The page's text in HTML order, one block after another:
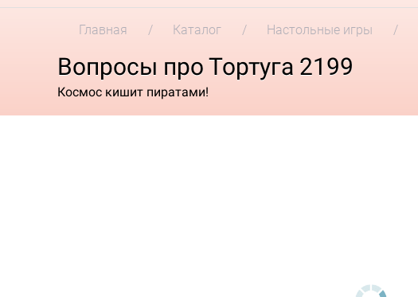
Главная Каталог Настольные игры
Вопросы про Тортуга 2199
Космос кишит пиратами!